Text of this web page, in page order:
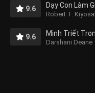
9.6 Dạy Con Làm
Robert T.
9.6 Minh Triết
Darshani Deane